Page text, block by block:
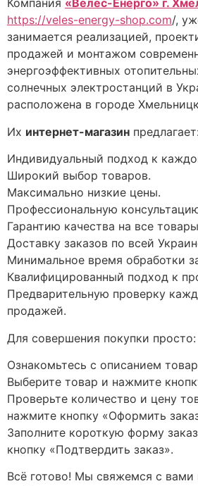
Компания «Велес-Енерго» г.
https://veles-energy-shop.com/,
занимается реализацией,
продажей и монтажом
энергоэффективных
солнечных электростанций в
расположена в городе
Их интернет-магазин предлагает:
Индивидуальный подход к
Широкий выбор товаров.
Максимально низкие цены.
Профессиональную
Гарантию качества на все
Доставку заказов по всей
Минимальное время обработки
Квалифицированный подход к
Предварительную проверку
продажей.
Для совершения покупки просто:
Ознакомьтесь с описанием
Выберите товар и нажмите
Проверьте количество и цену
нажмите кнопку «Оформить
Заполните короткую форму
кнопку «Подтвердить заказ».
Всё готово! Мы свяжемся с вами